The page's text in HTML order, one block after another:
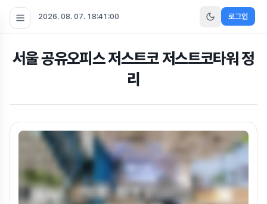
2026. 08. 07. 18:41:02 로그인
서울 공유오피스 저스트코 저스트코타워 정
리